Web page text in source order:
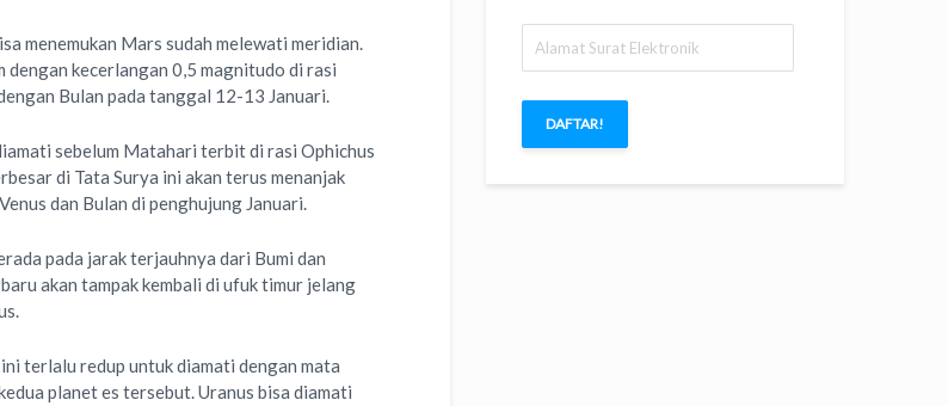
menemukan Mars sudah melewati meridian.
dengan kecerlangan 0,5 magnitudo di rasi
Bulan pada tanggal 12-13 Januari.
sebelum Matahari terbit di rasi Ophichus
di Tata Surya ini akan terus menanjak
dan Bulan di penghujung Januari.
pada jarak terjauhnya dari Bumi dan
akan tampak kembali di ufuk timur jelang
terlalu redup untuk diamati dengan mata
planet es tersebut. Uranus bisa diamati
Surat
Elektronik
DAFTAR!